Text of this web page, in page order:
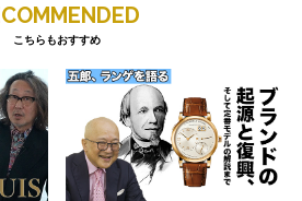
こちらもおすすめ